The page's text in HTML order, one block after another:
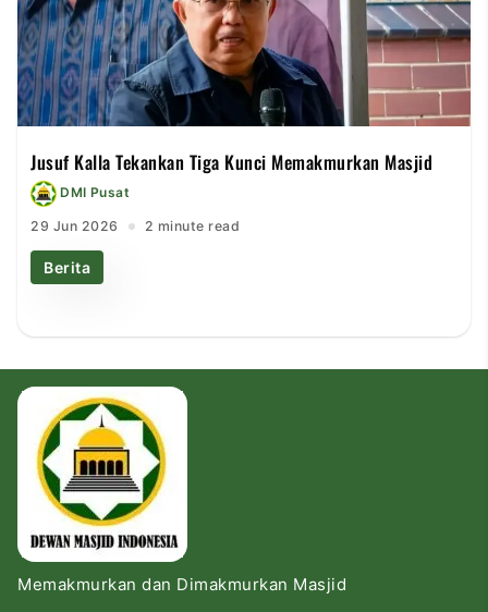
Jusuf Kalla Tekankan Tiga Kunci Memakmurkan Masjid
DMI Pusat
29 Jun 2026 2 minute read
Berita
Memakmurkan dan Dimakmurkan Masjid